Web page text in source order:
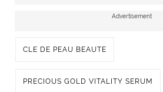
Advertisement
CLE DE PEAU BEAUTE
PRECIOUS GOLD VITALITY SERUM